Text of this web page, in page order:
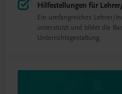
Hilfestellungen für
Ein umfangreiches Lehrer/
unterstützt und bildet die
Unterrichtsgestaltung.